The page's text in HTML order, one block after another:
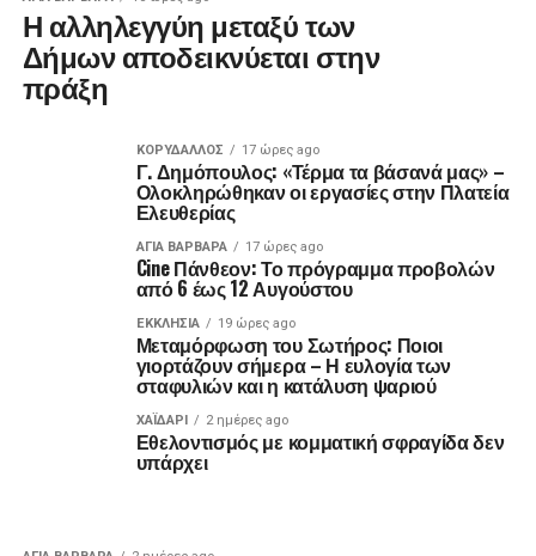
Η αλληλεγγύη μεταξύ των
Δήμων αποδεικνύεται στην
πράξη
ΚΟΡΥΔΑΛΛΟΣ 17 ώρες ago
Γ. Δημόπουλος: «Τέρμα τα βάσανά μας» –
Ολοκληρώθηκαν οι εργασίες στην Πλατεία
Ελευθερίας
ΑΓΙΑ ΒΑΡΒΑΡΑ 17 ώρες ago
Cine Πάνθεον: Το πρόγραμμα προβολών
από 6 έως 12 Αυγούστου
ΕΚΚΛΗΣΊΑ 19 ώρες ago
Μεταμόρφωση του Σωτήρος: Ποιοι
γιορτάζουν σήμερα – Η ευλογία των
σταφυλιών και η κατάλυση ψαριού
ΧΑΪΔΑΡΙ 2 ημέρες ago
Εθελοντισμός με κομματική σφραγίδα δεν
υπάρχει